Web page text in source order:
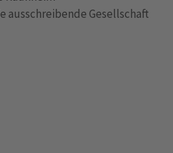
Gesellschaft